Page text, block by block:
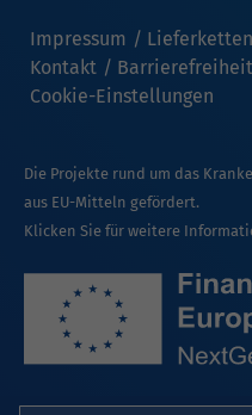
Impressum
Kontakt
Cookie-Einstellungen
Die Projekte rund um das
aus EU-Mitteln gefördert.
Klicken Sie für weitere